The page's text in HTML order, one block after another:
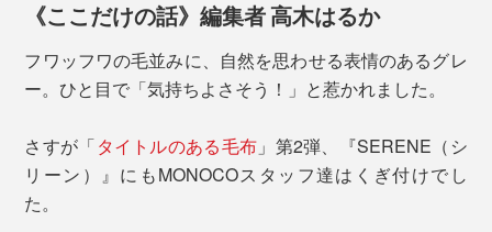
これは至福の気持ちよさ！
『SERENE』は、ニューマイヤー毛布といって、もと
は保温力の低いアクリル製やポリエステル製の毛布を、
もっと暖かくするための製法でつくっています。
《ここだけの話》編集者 高木はるか
フワッフワの毛並みに、自然を思わせる表情のあるグレ
ー。ひと目で「気持ちよさそう！」と惹かれました。
さすが「タイトルのある毛布 」第2弾、『SERENE（シ
リーン）』にもMONOCOスタッフ達はくぎ付けでし
た。